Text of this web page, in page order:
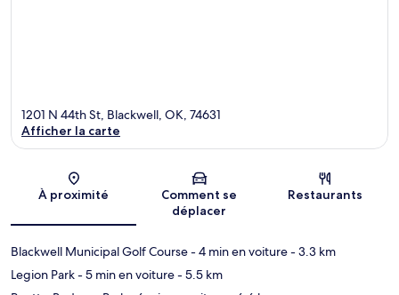
Carte
1201 N 44th St, Blackwell, OK, 74631
Afficher la carte
À proximité
Comment se
déplacer
Restaurants
Blackwell Municipal Golf Course- 4 min en voiture- 3.3 km
Legion Park- 5 min en voiture- 5.5 km